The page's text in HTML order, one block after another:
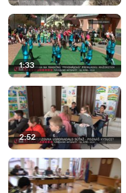
1:33
2:52